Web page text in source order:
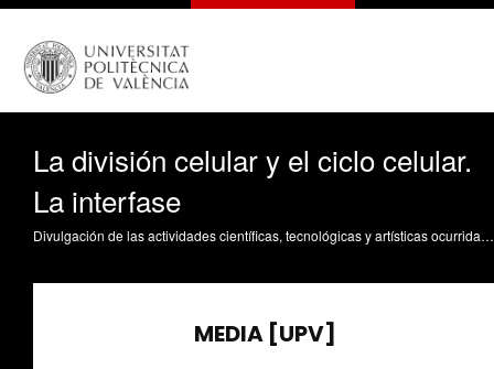
La división celular y el ciclo celular.
La interfase
Divulgación de las actividades científicas, tecnológicas y artísticas ocurridas en los tres campus de la UPV